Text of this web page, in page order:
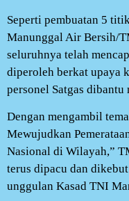
Seperti pembuatan 5
Manunggal Air Bersih/
seluruhnya telah
diperoleh berkat upaya
personel Satgas dibantu
Dengan mengambil
Mewujudkan
Nasional di Wilayah,”
terus dipacu dan
unggulan Kasad TNI